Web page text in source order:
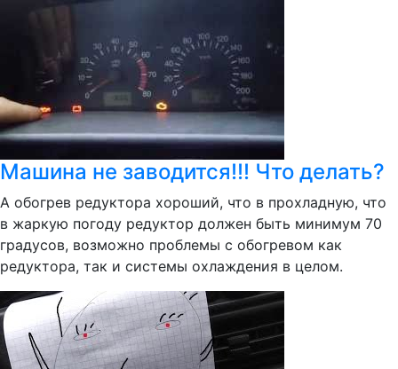
Машина не заводится!!! Что делать?
А обогрев редуктора хороший, что в прохладную, что
в жаркую погоду редуктор должен быть минимум 70
градусов, возможно проблемы с обогревом как
редуктора, так и системы охлаждения в целом.